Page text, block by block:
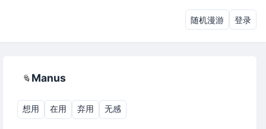
随机漫游 登录
Manus
想用 在用 弃用 无感